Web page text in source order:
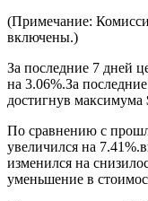
USDC фьючерсы
Фьючерсы с
(Примечание:
включены.)
За последние 7 дней
на 3.06%.За
достигнув
По сравнению с
увеличился на
изменился на
уменьшение в